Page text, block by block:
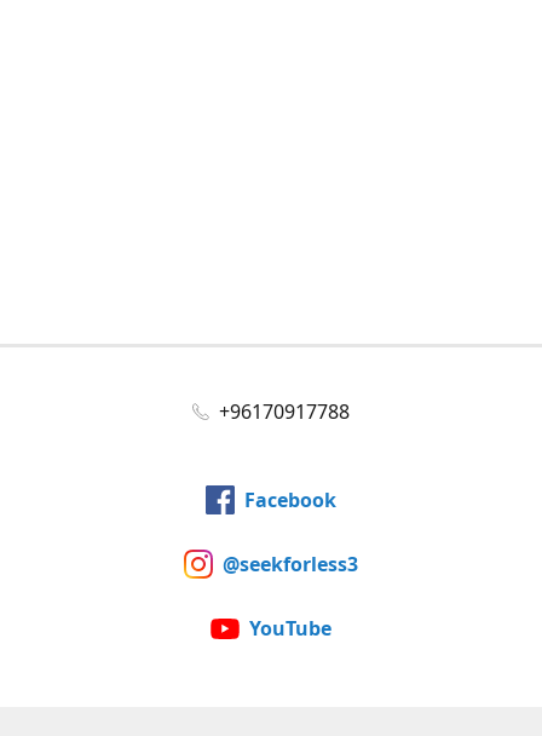
+96170917788
Facebook
@seekforless3
YouTube